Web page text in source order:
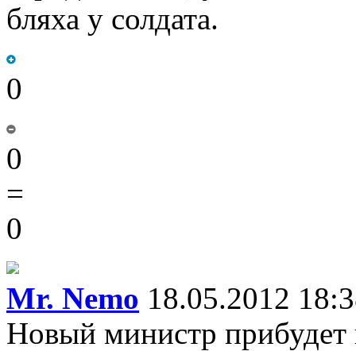
бляха у солдата.
0
0
=
0
Mr. Nemo 18.05.2012
Новый министр прибудет